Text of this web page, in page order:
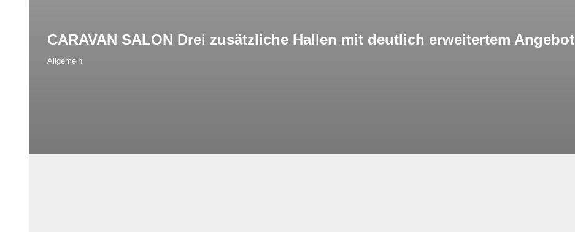
CARAVAN SALON Drei zusätzliche Hallen mit deutlich erweitertem Angebot
Allgemein